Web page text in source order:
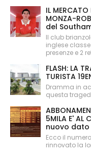
IL MERCATO
MONZA-
del
Il club
inglese
presenze e 2
FLASH: LA
TURISTA
Dramma in
questa
5MILA E' AL
nuovo dato
Ecco il
rinnovato la